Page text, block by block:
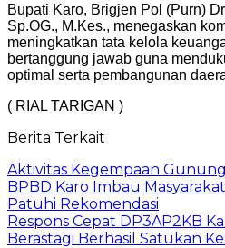
Bupati Karo, Brigjen Pol (Purn)
Sp.OG., M.Kes., menegaskan
meningkatkan tata kelola
bertanggung jawab guna
optimal serta pembangunan
( RIAL TARIGAN )
Berita Terkait
Aktivitas Kegempaan
BPBD Karo Imbau
Patuhi Rekomendasi
Respons Cepat DP3AP2KB
Berastagi Berhasil Satukan